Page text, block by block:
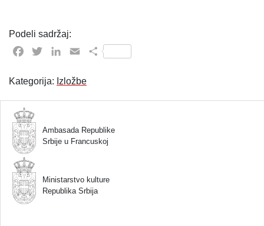
Podeli sadržaj:
Facebook
TwitterLinkedIn
EmailShare
Kategorija: Izložbe
Ambasada Republike
Srbije u Francuskoj
Ministarstvo kulture
Republika Srbija